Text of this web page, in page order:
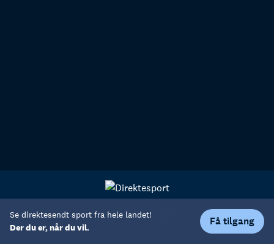
Se direktesendt sport fra hele landet!
Der du er, når du vil.
Få tilgang
Personvern